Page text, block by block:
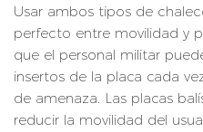
Usar ambos tipos de
perfecto entre movilidad y
que el personal militar
insertos de la placa cada
de amenaza. Las placas
reducir la movilidad del